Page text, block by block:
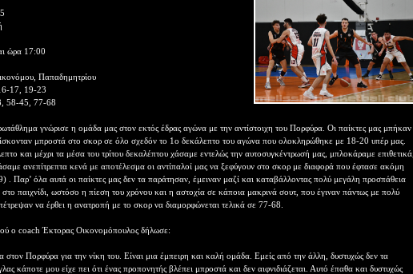
ώρα 17:00
Παπαδημητρίου
17, 19-23
58-45, 77-68
γνώρισε η ομάδα μας στον εκτός έδρας αγώνα με την αντίστοιχη του Πορφύρα. Οι παίκτες μας μπήκαν
μπροστά στο σκορ σε όλο σχεδόν το 1ο δεκάλεπτο του αγώνα που ολοκληρώθηκε με 18-20 υπέρ μας.
και μέχρι τα μέσα του τρίτου δεκαλέπτου χάσαμε εντελώς την αυτοσυγκέντρωσή μας, μπλοκάραμε επιθετικά,
ανεπίτρεπτα κενά με αποτέλεσμα οι αντίπαλοί μας να ξεφύγουν στο σκορ με διαφορά που έφτασε ακόμη
. Παρ’ όλα αυτά οι παίκτες μας δεν τα παράτησαν, έμειναν μαζί και καταβάλλοντας πολύ μεγάλη προσπάθεια
παιχνίδι, ωστόσο η πίεση του χρόνου και η αστοχία σε κάποια μακρινά σουτ, που έγιναν πάντως με πολύ
να έρθει η ανατροπή με το σκορ να διαμορφώνεται τελικά σε 77-68.
ο coach Έκτορας Οικονομόπουλος δήλωσε:
Πορφύρα για την νίκη του. Είναι μια έμπειρη και καλή ομάδα. Εμείς από την άλλη, δυστυχώς δεν τα
κάποτε μου είχε πει ότι ένας προπονητής βλέπει μπροστά και δεν αιφνιδιάζεται. Αυτό έπαθα και δυστυχώς